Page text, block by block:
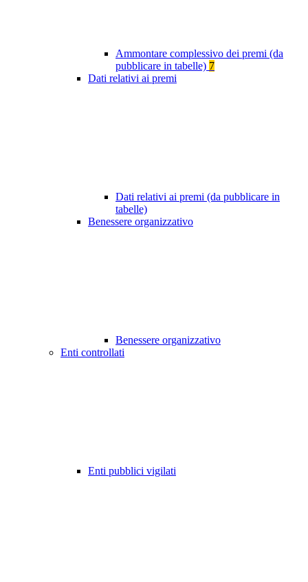
Ammontare complessivo dei premi (da
pubblicare in tabelle) 7
Dati relativi ai premi
Dati relativi ai premi (da pubblicare in
tabelle)
Benessere organizzativo
Benessere organizzativo
Enti controllati
Enti pubblici vigilati